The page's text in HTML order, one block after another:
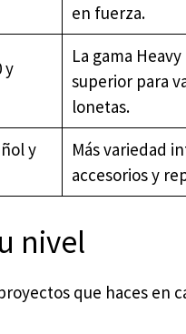
en fuerza.
y
La gama
superior para
lonetas.
y
Más variedad
accesorios y
nivel
que haces en